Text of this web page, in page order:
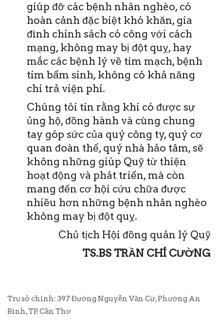
giúp đỡ các bệnh nhân nghèo, có
hoàn cảnh đặc biệt khó khăn, gia
đình chính sách có công với cách
mạng, không may bị đột quỵ, hay
mắc các bệnh lý về tim mạch, bệnh
tim bẩm sinh, không có khả năng
chi trả viện phí.
Chúng tôi tin rằng khi có được sự
ủng hộ, đồng hành và cùng chung
tay góp sức của quý công ty, quý cơ
quan đoàn thể, quý nhà hảo tâm, sẽ
không những giúp Quỹ từ thiện
hoạt động và phát triển, mà còn
mang đến cơ hội cứu chữa được
nhiều hơn những bệnh nhân nghèo
không may bị đột quỵ.
Chủ tịch Hội đồng quản lý Quỹ
TS.BS TRẦN CHÍ CƯỜNG
Trụ sở chính: 397 Đường Nguyễn Văn Cừ, Phường An
Bình, TP. Cần Thơ